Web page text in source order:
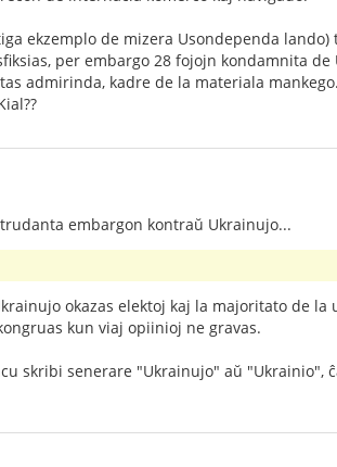
ekzemplo de mizera Usondependa
per embargo 28 fojojn kondamnita
admirinda, kadre de la materiala
embargon kontraŭ Ukrainujo...
okazas elektoj kaj la majoritato de
kun viaj opiinioj ne gravas.
skribi senerare "Ukrainujo" aŭ